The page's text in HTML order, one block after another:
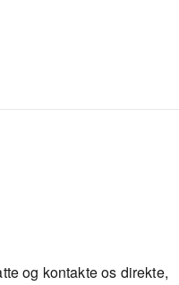
og kontakte os direkte,